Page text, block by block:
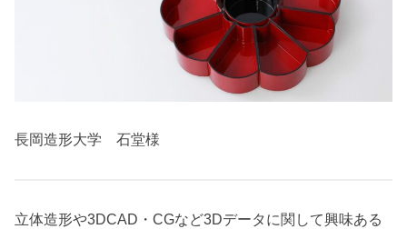
長岡造形大学 石堂様
立体造形や3DCAD・CGなど3Dデータに関して興味ある